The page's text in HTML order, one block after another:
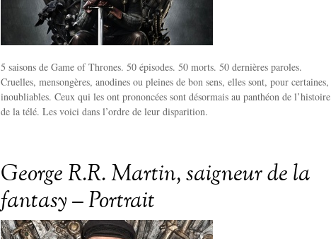
5 saisons de Game of Thrones. 50 épisodes. 50 morts. 50 dernières paroles.
Cruelles, mensongères, anodines ou pleines de bon sens, elles sont, pour certaines,
inoubliables. Ceux qui les ont prononcées sont désormais au panthéon de l’histoire
de la télé. Les voici dans l’ordre de leur disparition.
George R.R. Martin, saigneur de la
fantasy – Portrait